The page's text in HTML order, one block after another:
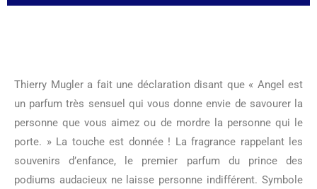
Thierry Mugler a fait une déclaration disant que « Angel est
un parfum très sensuel qui vous donne envie de savourer la
personne que vous aimez ou de mordre la personne qui le
porte. » La touche est donnée ! La fragrance rappelant les
souvenirs d’enfance, le premier parfum du prince des
podiums audacieux ne laisse personne indifférent. Symbole